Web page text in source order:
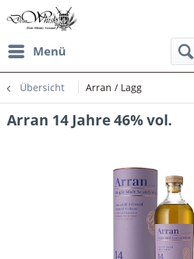
Menü
Übersicht Arran / Lagg
Arran 14 Jahre 46% vol.